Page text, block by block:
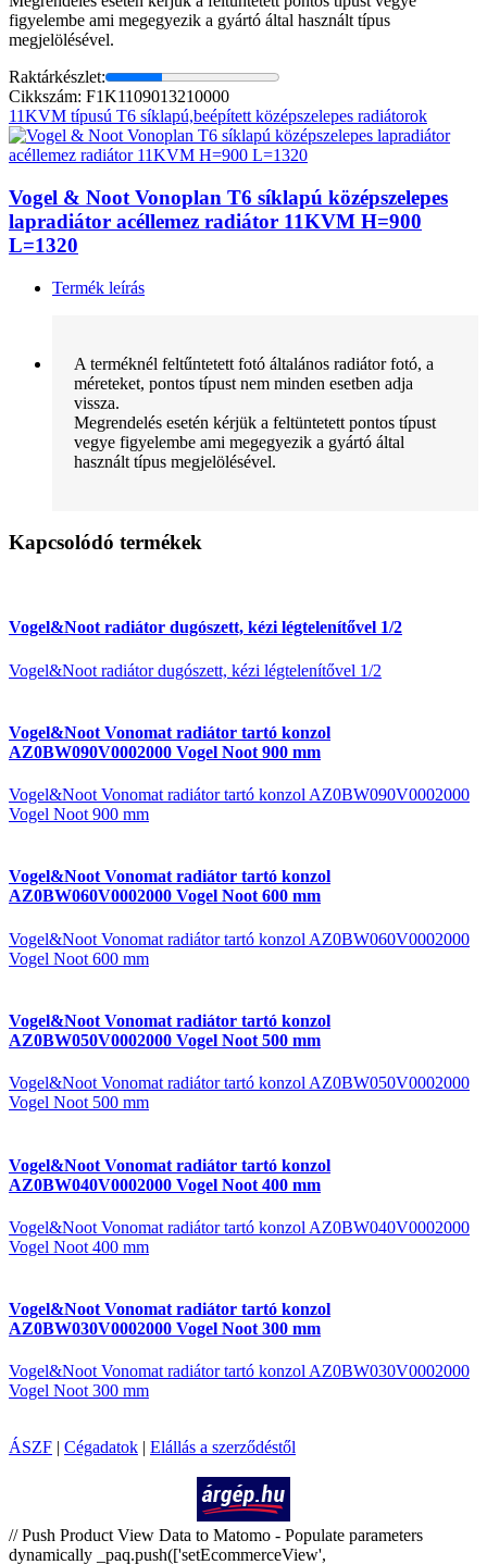
figyelembe ami megegyezik a gyártó által használt típus
megjelölésével.
Raktárkészlet:
Cikkszám: F1K1109013210000
11KVM típusú T6 síklapú,beépített középszelepes radiátorok
Vogel & Noot Vonoplan T6 síklapú középszelepes
lapradiátor acéllemez radiátor 11KVM H=900
L=1320
Termék leírás
A terméknél feltűntetett fotó általános radiátor fotó, a
méreteket, pontos típust nem minden esetben adja
vissza.
Megrendelés esetén kérjük a feltüntetett pontos típust
vegye figyelembe ami megegyezik a gyártó által
használt típus megjelölésével.
Kapcsolódó termékek
Vogel&Noot radiátor dugószett, kézi légtelenítővel 1/2
Vogel&Noot radiátor dugószett, kézi légtelenítővel 1/2
Vogel&Noot Vonomat radiátor tartó konzol
AZ0BW090V0002000 Vogel Noot 900 mm
Vogel&Noot Vonomat radiátor tartó konzol AZ0BW090V0002000
Vogel Noot 900 mm
Vogel&Noot Vonomat radiátor tartó konzol
AZ0BW060V0002000 Vogel Noot 600 mm
Vogel&Noot Vonomat radiátor tartó konzol AZ0BW060V0002000
Vogel Noot 600 mm
Vogel&Noot Vonomat radiátor tartó konzol
AZ0BW050V0002000 Vogel Noot 500 mm
Vogel&Noot Vonomat radiátor tartó konzol AZ0BW050V0002000
Vogel Noot 500 mm
Vogel&Noot Vonomat radiátor tartó konzol
AZ0BW040V0002000 Vogel Noot 400 mm
Vogel&Noot Vonomat radiátor tartó konzol AZ0BW040V0002000
Vogel Noot 400 mm
Vogel&Noot Vonomat radiátor tartó konzol
AZ0BW030V0002000 Vogel Noot 300 mm
Vogel&Noot Vonomat radiátor tartó konzol AZ0BW030V0002000
Vogel Noot 300 mm
ÁSZF | Cégadatok | Elállás a szerződéstől
// Push Product View Data to Matomo - Populate parameters
dynamically _paq.push(['setEcommerceView',